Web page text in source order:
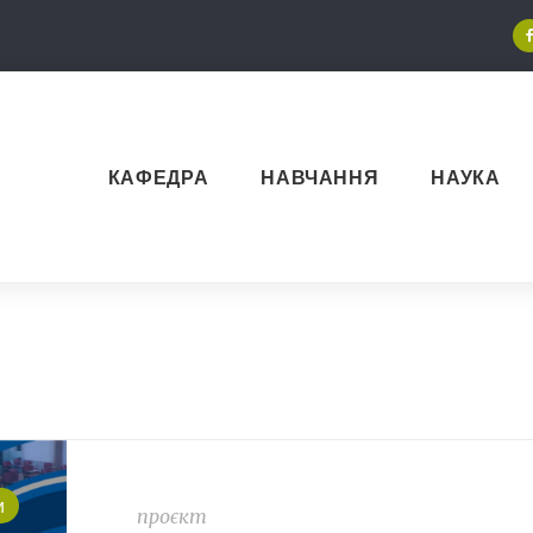
КАФЕДРА НАВЧАННЯ НАУКА
проєкт